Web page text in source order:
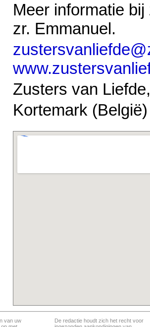
Meer informatie
zr. Emmanuel.
Zusters van
Kortemark (België)
van uw
De redactie houdt zich het recht voor